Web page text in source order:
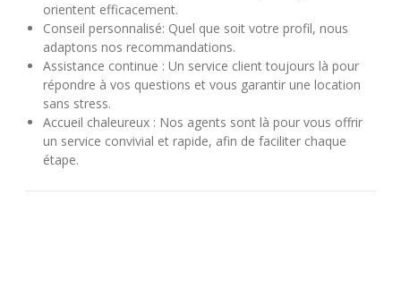
orientent efficacement.
Conseil personnalisé: Quel que soit votre profil, nous
adaptons nos recommandations.
Assistance continue : Un service client toujours là pour
répondre à vos questions et vous garantir une location
sans stress.
Accueil chaleureux : Nos agents sont là pour vous offrir
un service convivial et rapide, afin de faciliter chaque
étape.